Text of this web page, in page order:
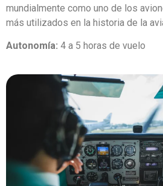
mundialmente como uno de los
más utilizados en la historia de la
Autonomía: 4 a 5 horas de vuelo